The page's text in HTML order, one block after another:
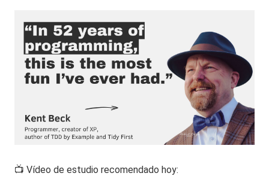
ce
b
o
o
tt
er
ke
dI
n
at
s
A
p
p
📺 Vídeo de estudio recomendado hoy: